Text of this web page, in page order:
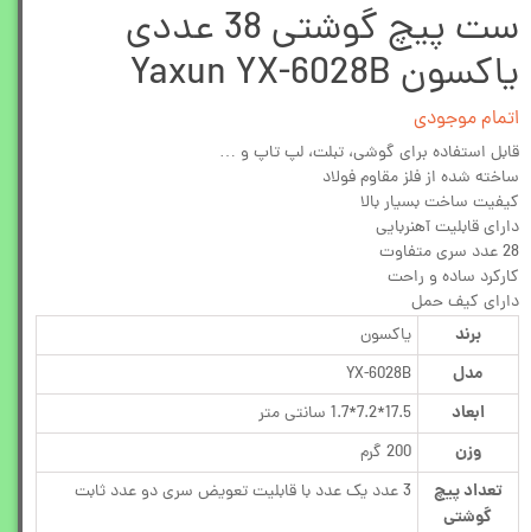
ست پیچ گوشتی 38 عددی
یاکسون Yaxun YX-6028B
اتمام موجودی
قابل استفاده برای گوشی، تبلت، لپ تاپ و …
ساخته شده از فلز مقاوم فولاد
کیفیت ساخت بسیار بالا
دارای قابلیت آهنربایی
28 عدد سری متفاوت
کارکرد ساده و راحت
دارای کیف حمل
برند یاکسون
مدل YX-6028B
ابعاد 17.5*7.2*1.7 سانتی متر
وزن 200 گرم
تعداد پیچ
گوشتی
3 عدد یک عدد با قابلیت تعویض سری دو عدد ثابت